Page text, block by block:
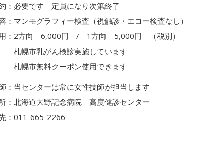
：必要です 定員になり次第終了
：マンモグラフィー検査（視触診・エコー検査なし）
：2方向 6,000円 / 1方向 5,000円 （税別）
乳がん検診実施しています
無料クーポン使用できます
：当センターは常に女性技師が担当します
：北海道大野記念病院 高度健診センター
：011-665-2266